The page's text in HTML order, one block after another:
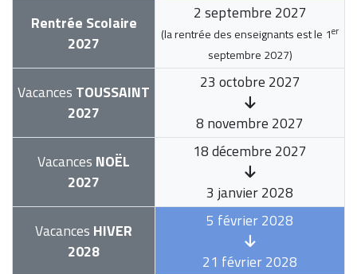
Rentrée Scolaire
2027
2 septembre 2027
(la rentrée des enseignants est le 1er
septembre 2027)
Vacances TOUSSAINT
2027
23 octobre 2027
8 novembre 2027
Vacances NOËL
2027
18 décembre 2027
3 janvier 2028
Vacances HIVER
2028
5 février 2028
21 février 2028